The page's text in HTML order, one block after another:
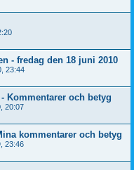
- fredag den 18 juni 2010
23:44
Kommentarer och betyg
20:07
kommentarer och betyg
23:46